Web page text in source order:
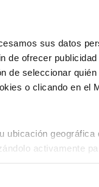
sus datos
de ofrecer
de seleccionar
o clicando en el
ubicación
activamente